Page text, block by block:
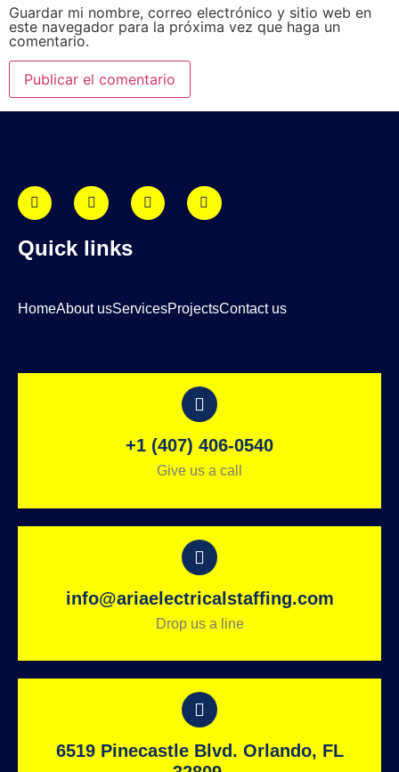
Guardar mi nombre, correo electrónico y sitio web en
este navegador para la próxima vez que haga un
comentario.
Quick links
HomeAbout usServicesProjectsContact us
+1 (407) 406-0540
Give us a call
info@ariaelectricalstaffing.com
Drop us a line
6519 Pinecastle Blvd. Orlando, FL